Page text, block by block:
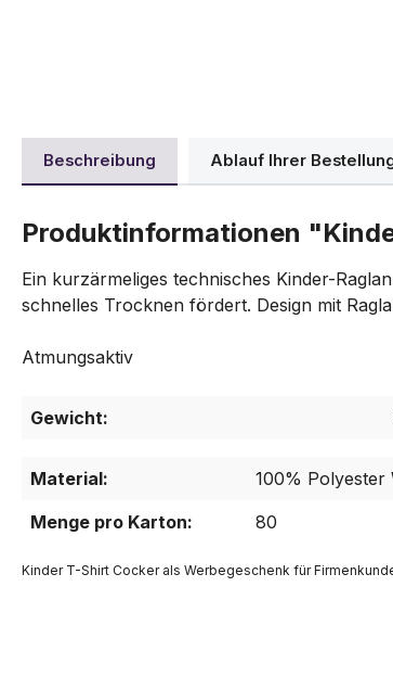
Beschreibung Ablauf Ihrer
Produktinformationen
Ein kurzärmeliges technisches Kinder-
schnelles Trocknen fördert. Design mit
Atmungsaktiv
Gewicht:
Material:
100% Polyester
Menge pro Karton:
80
Kinder T-Shirt Cocker als Werbegeschenk für